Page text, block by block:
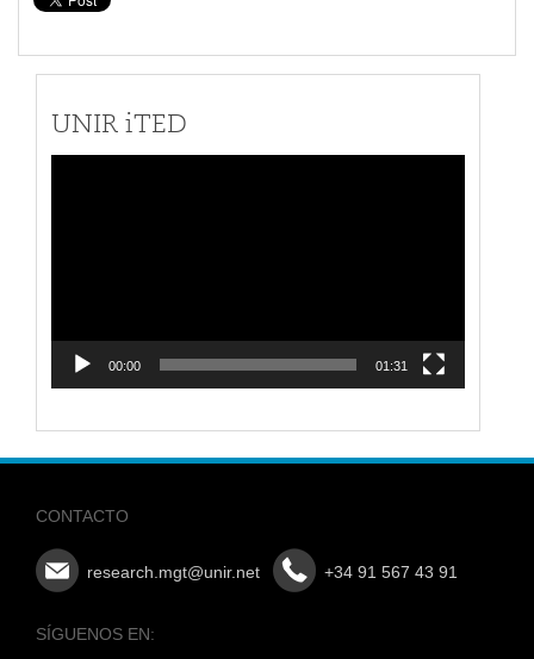
UNIR iTED
00:00 01:31
CONTACTO
research.mgt@unir.net +34 91 567 43 91
SÍGUENOS EN: